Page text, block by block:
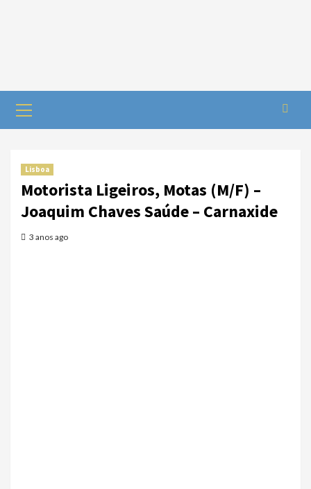
Menu
Lisboa
Motorista Ligeiros, Motas (M/F) –
Joaquim Chaves Saúde – Carnaxide
3 anos ago